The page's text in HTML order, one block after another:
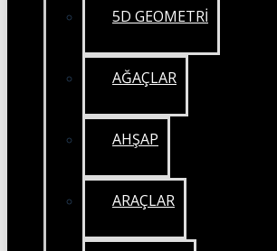
5D GEOMETRİ
AĞAÇLAR
AHŞAP
ARAÇLAR